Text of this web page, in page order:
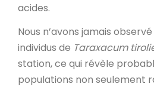
acides.
Nous n’avons jamais
individus de Taraxacum
station, ce qui révèle
populations non seulement